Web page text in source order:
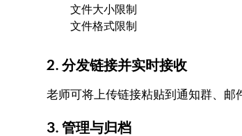
文件大小限制
文件格式限制
2. 分发链接并实时接收
老师可将上传链接粘贴到通知群、邮
3. 管理与归档